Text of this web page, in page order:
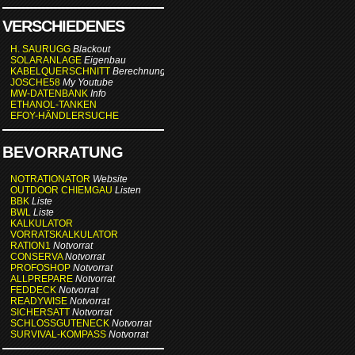
VERSCHIEDENES
H. SAURUGG Blackout
SOLARANLAGE Eigenbau
KABELQUERSCHNITT Berechnung
JOSCHE58 My Youtube
MW-DATENBANK Info
ETHANOL-TANKEN
EFOY-HÄNDLERSUCHE
BEVORRATUNG
NOTRATIONATOR Website
OUTDOOR CHIEMGAU Listen
BBK Liste
BWL Liste
KALKULATOR
VORRATSKALKULATOR
RATION1 Notvorrat
CONSERVA Notvorrat
PROFOSHOP Notvorrat
ALLPREPARE Notvorrat
FEDDECK Notvorrat
READYWISE Notvorrat
SICHERSATT Notvorrat
SCHLOSSGUTENECK Notvorrat
SURVIVAL-KOMPASS Notvorrat